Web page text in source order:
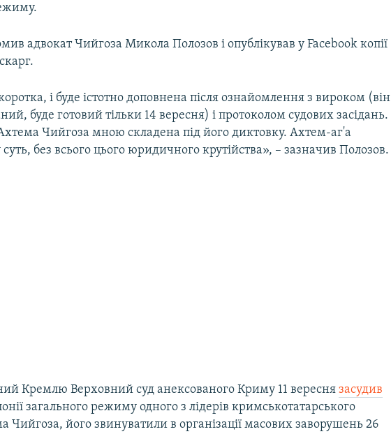
адвокат Чийгоза Микола Полозов і опублікував у Facebook копії
і буде істотно доповнена після ознайомлення з вироком (він
буде готовий тільки 14 вересня) і протоколом судових засідань.
Чийгоза мною складена під його диктовку. Ахтем-аг'а
без всього цього юридичного крутійства», – зазначив Полозов.
Кремлю Верховний суд анексованого Криму 11 вереснязасудив
загального режиму одного з лідерів кримськотатарського
Чийгоза, його звинуватили в організації масових заворушень 26